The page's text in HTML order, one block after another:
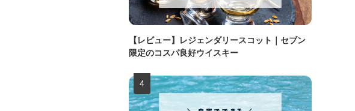
【レビュー】レジェンダリースコット｜セブン
限定のコスパ良好ウイスキー